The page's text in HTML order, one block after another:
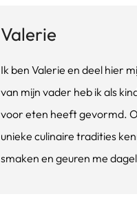
Valerie
Ik ben Valerie en deel hier
van mijn vader heb ik als
voor eten heeft gevormd.
unieke culinaire tradities
smaken en geuren me